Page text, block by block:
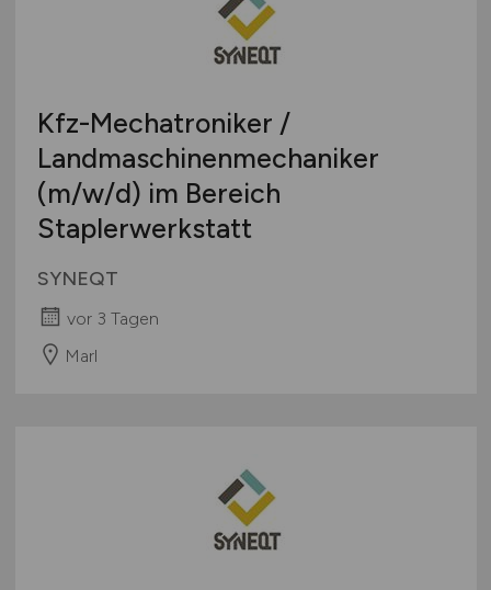
Kfz-Mechatroniker /
Landmaschinenmechaniker
(m/w/d) im Bereich
Staplerwerkstatt
SYNEQT
vor 3 Tagen
Marl